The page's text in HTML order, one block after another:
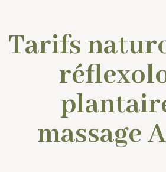
Tarifs
massage